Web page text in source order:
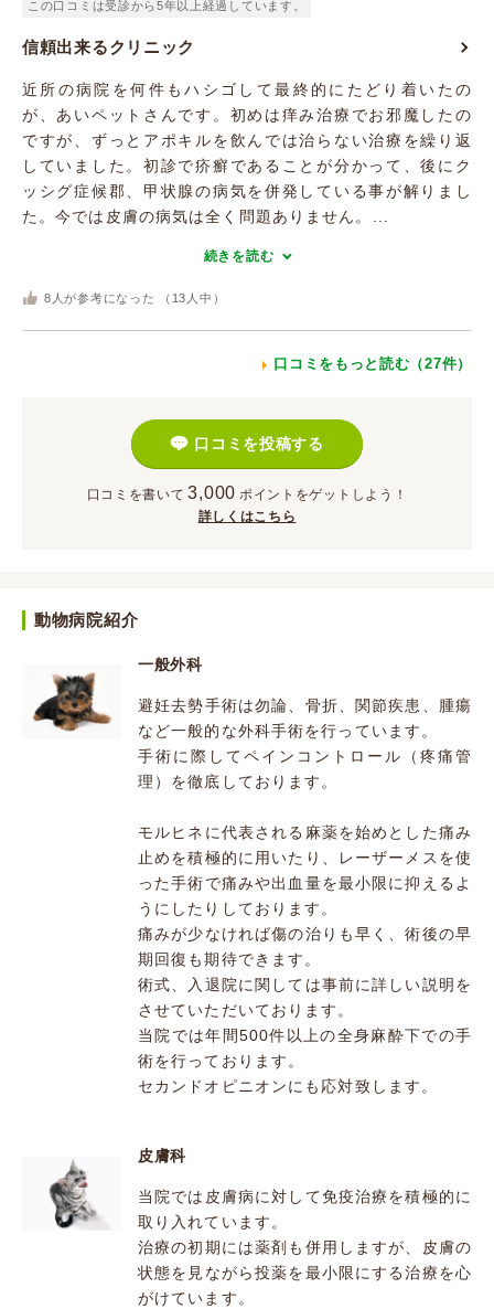
この口コミは受診から5年以上経過しています。
信頼出来るクリニック
近所の病院を何件もハシゴして最終的にたどり着いたの
が、あいペットさんです。初めは痒み治療でお邪魔したの
ですが、ずっとアポキルを飲んでは治らない治療を繰り返
していました。初診で疥癬であることが分かって、後にク
ッシグ症候郡、甲状腺の病気を併発している事が解りまし
た。今では皮膚の病気は全く問題ありません。...
続きを読む
8 人が参考になった （ 13 人中）
口コミをもっと読む（27件）
口コミを投稿する
口コミを書いて 3,000 ポイント をゲットしよう！
詳しくはこちら
動物病院紹介
一般外科
避妊去勢手術は勿論、骨折、関節疾患、腫瘍
など一般的な外科手術を行っています。
手術に際してペインコントロール（疼痛管
理）を徹底しております。
モルヒネに代表される麻薬を始めとした痛み
止めを積極的に用いたり、レーザーメスを使
った手術で痛みや出血量を最小限に抑えるよ
うにしたりしております。
痛みが少なければ傷の治りも早く、術後の早
期回復も期待できます。
術式、入退院に関しては事前に詳しい説明を
させていただいております。
当院では年間500件以上の全身麻酔下での手
術を行っております。
セカンドオピニオンにも応対致します。
皮膚科
当院では皮膚病に対して免疫治療を積極的に
取り入れています。
治療の初期には薬剤も併用しますが、皮膚の
状態を見ながら投薬を最小限にする治療を心
がけています。